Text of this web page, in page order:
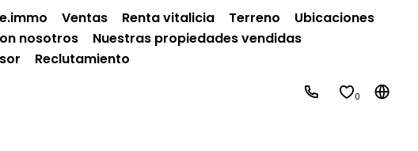
Ventas Renta vitalicia Terreno
Ubicaciones
nosotros
Nuestras propiedades vendidas
Reclutamiento
0